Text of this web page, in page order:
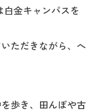
金キャンパスを
ただきながら、へ
歩き、田んぼや古